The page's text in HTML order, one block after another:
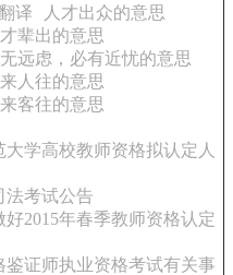
译
人才出众的意思
才辈出的意思
无远虑，必有近忧的意思
来人往的意思
来客往的意思
大学高校教师资格拟认定人
法考试公告
2015年春季教师资格认定
鉴证师执业资格考试有关事